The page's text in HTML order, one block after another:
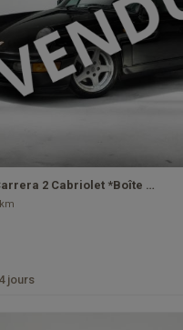
2 Cabriolet *Boîte …
jours